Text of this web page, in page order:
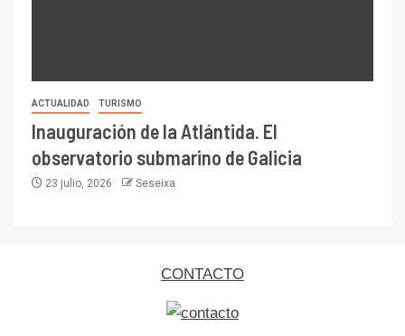
ACTUALIDAD TURISMO
Inauguración de la Atlántida. El
observatorio submarino de Galicia
23 julio, 2026 Seseixa
CONTACTO